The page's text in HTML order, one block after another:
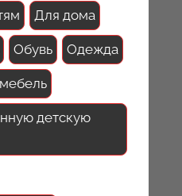
Для дома
Обувь Одежда
детскую